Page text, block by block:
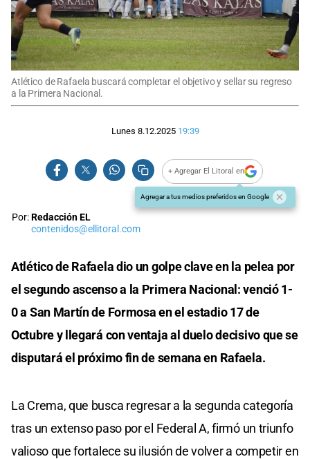
Atlético de Rafaela buscará completar el objetivo y sellar su regreso
a la Primera Nacional.
Lunes 8.12.2025 19:39
+ Agregar El Litoral en
Agregar a tus medios preferidos en Google
Por:Redacción EL
contenidos@ellitoral.com
Atlético de Rafaela dio un golpe clave en la pelea por
el segundo ascenso a la Primera Nacional: venció 1-
0 a San Martín de Formosa en el estadio 17 de
Octubre y llegará con ventaja al duelo decisivo que se
disputará el próximo fin de semana en Rafaela.
La Crema, que busca regresar a la segunda categoría
tras un extenso paso por el Federal A, firmó un triunfo
valioso que fortalece su ilusión de volver a competir en